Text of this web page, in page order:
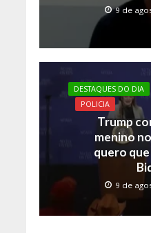
9 de
DESTAQUES DO DIA
POLICIA
Trump
menino
quero
9 de